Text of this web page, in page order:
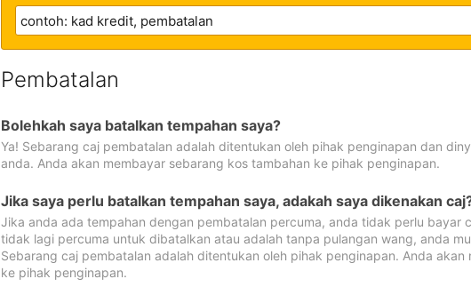
Pembatalan
Bolehkah saya batalkan tempahan saya?
Ya! Sebarang caj pembatalan adalah ditentukan oleh pihak penginapan dan
anda. Anda akan membayar sebarang kos tambahan ke pihak penginapan.
Jika saya perlu batalkan tempahan saya, adakah saya dikenakan
Jika anda ada tempahan dengan pembatalan percuma, anda tidak perlu bayar
tidak lagi percuma untuk dibatalkan atau adalah tanpa pulangan wang, anda
Sebarang caj pembatalan adalah ditentukan oleh pihak penginapan. Anda
ke pihak penginapan.